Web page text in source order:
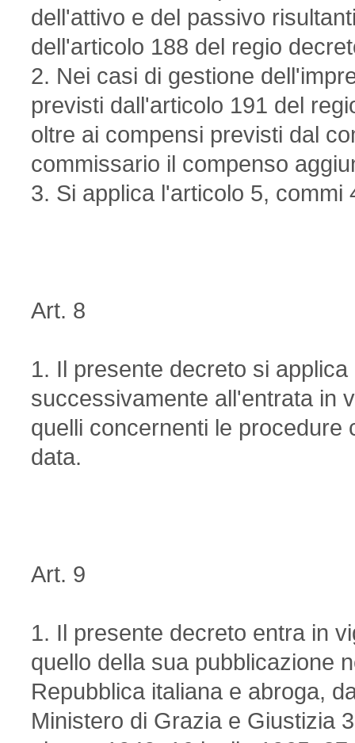
dell'attivo e del passivo
dell'articolo 188 del regio
2. Nei casi di gestione
previsti dall'articolo 191 del
oltre ai compensi previsti dal
commissario il compenso
3. Si applica l'articolo 5, commi
Art. 8
1. Il presente decreto si
successivamente all'entrata in
quelli concernenti le
data.
Art. 9
1. Il presente decreto entra in
quello della sua pubblicazione
Repubblica italiana e abroga,
Ministero di Grazia e Giustizia